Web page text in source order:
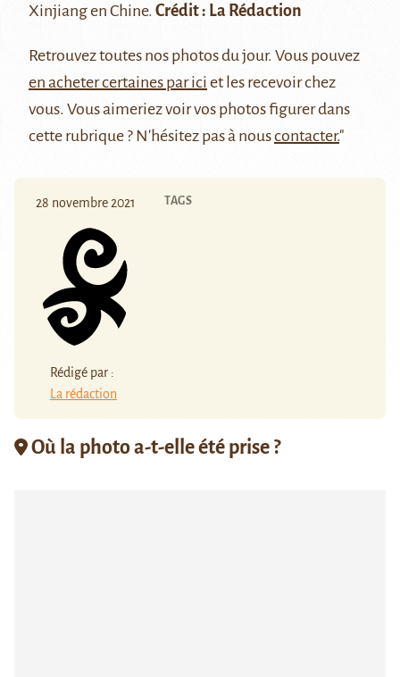
Xinjiang en Chine. Crédit : La Rédaction
Retrouveztoutes nos photos du jour. Vous pouvez
en acheter certaines par ici et les recevoir chez
vous. Vous aimeriez voir vos photos figurer dans
cette rubrique ? N'hésitez pas à nouscontacter."
28 novembre 2021
Rédigé par :
La rédaction
TAGS
Où la photo a-t-elle été prise ?